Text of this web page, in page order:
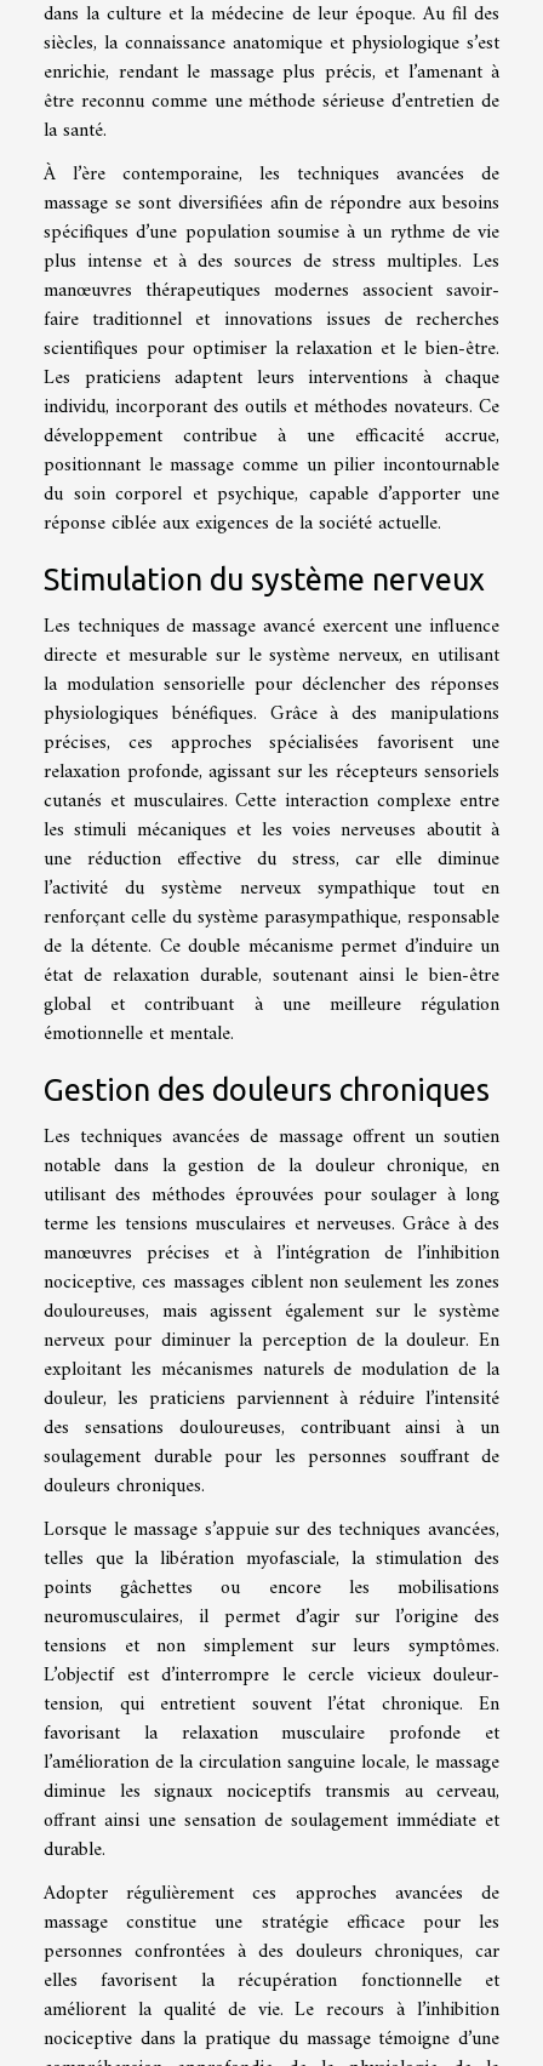
dans la culture et la médecine de leur époque. Au fil des
siècles, la connaissance anatomique et physiologique s’est
enrichie, rendant le massage plus précis, et l’amenant à
être reconnu comme une méthode sérieuse d’entretien de
la santé.
À l’ère contemporaine, les techniques avancées de
massage se sont diversifiées afin de répondre aux besoins
spécifiques d’une population soumise à un rythme de vie
plus intense et à des sources de stress multiples. Les
manœuvres thérapeutiques modernes associent savoir-
faire traditionnel et innovations issues de recherches
scientifiques pour optimiser la relaxation et le bien-être.
Les praticiens adaptent leurs interventions à chaque
individu, incorporant des outils et méthodes novateurs. Ce
développement contribue à une efficacité accrue,
positionnant le massage comme un pilier incontournable
du soin corporel et psychique, capable d’apporter une
réponse ciblée aux exigences de la société actuelle.
Stimulation du système nerveux
Les techniques de massage avancé exercent une influence
directe et mesurable sur le système nerveux, en utilisant
la modulation sensorielle pour déclencher des réponses
physiologiques bénéfiques. Grâce à des manipulations
précises, ces approches spécialisées favorisent une
relaxation profonde, agissant sur les récepteurs sensoriels
cutanés et musculaires. Cette interaction complexe entre
les stimuli mécaniques et les voies nerveuses aboutit à
une réduction effective du stress, car elle diminue
l’activité du système nerveux sympathique tout en
renforçant celle du système parasympathique, responsable
de la détente. Ce double mécanisme permet d’induire un
état de relaxation durable, soutenant ainsi le bien-être
global et contribuant à une meilleure régulation
émotionnelle et mentale.
Gestion des douleurs chroniques
Les techniques avancées de massage offrent un soutien
notable dans la gestion de la douleur chronique, en
utilisant des méthodes éprouvées pour soulager à long
terme les tensions musculaires et nerveuses. Grâce à des
manœuvres précises et à l’intégration de l’inhibition
nociceptive, ces massages ciblent non seulement les zones
douloureuses, mais agissent également sur le système
nerveux pour diminuer la perception de la douleur. En
exploitant les mécanismes naturels de modulation de la
douleur, les praticiens parviennent à réduire l’intensité
des sensations douloureuses, contribuant ainsi à un
soulagement durable pour les personnes souffrant de
douleurs chroniques.
Lorsque le massage s’appuie sur des techniques avancées,
telles que la libération myofasciale, la stimulation des
points gâchettes ou encore les mobilisations
neuromusculaires, il permet d’agir sur l’origine des
tensions et non simplement sur leurs symptômes.
L’objectif est d’interrompre le cercle vicieux douleur-
tension, qui entretient souvent l’état chronique. En
favorisant la relaxation musculaire profonde et
l’amélioration de la circulation sanguine locale, le massage
diminue les signaux nociceptifs transmis au cerveau,
offrant ainsi une sensation de soulagement immédiate et
durable.
Adopter régulièrement ces approches avancées de
massage constitue une stratégie efficace pour les
personnes confrontées à des douleurs chroniques, car
elles favorisent la récupération fonctionnelle et
améliorent la qualité de vie. Le recours à l’inhibition
nociceptive dans la pratique du massage témoigne d’une